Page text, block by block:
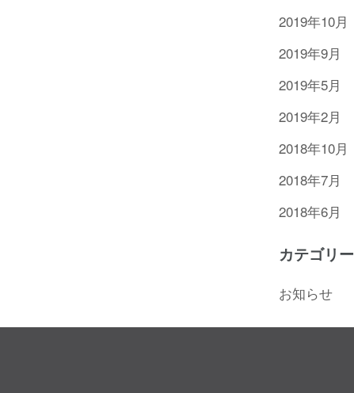
2019年10月
2019年9月
2019年5月
2019年2月
2018年10月
2018年7月
2018年6月
カテゴリー
お知らせ